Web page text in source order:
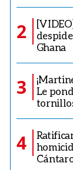
ITSE explicó que la ausencia
2
Ghana
3
Le
4